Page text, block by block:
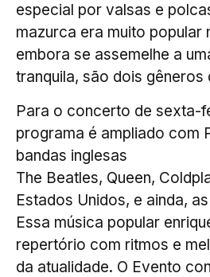
especial por valsas e
mazurca era muito popular
embora se assemelhe a
tranquila, são dois gêneros
Para o concerto de sexta-
programa é ampliado com
bandas inglesas
The Beatles, Queen,
Estados Unidos, e ainda,
Essa música popular
repertório com ritmos e
da atualidade. O Evento